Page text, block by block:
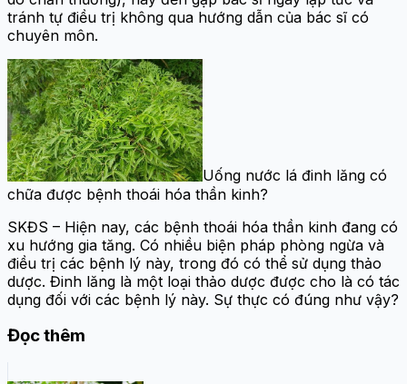
tránh tự điều trị không qua hướng dẫn của bác sĩ có
chuyên môn.
Uống nước lá đinh lăng có
chữa được bệnh thoái hóa thần kinh?
SKĐS – Hiện nay, các bệnh thoái hóa thần kinh đang có
xu hướng gia tăng. Có nhiều biện pháp phòng ngừa và
điều trị các bệnh lý này, trong đó có thể sử dụng thảo
dược. Đinh lăng là một loại thảo dược được cho là có tác
dụng đối với các bệnh lý này. Sự thực có đúng như vậy?
Đọc thêm